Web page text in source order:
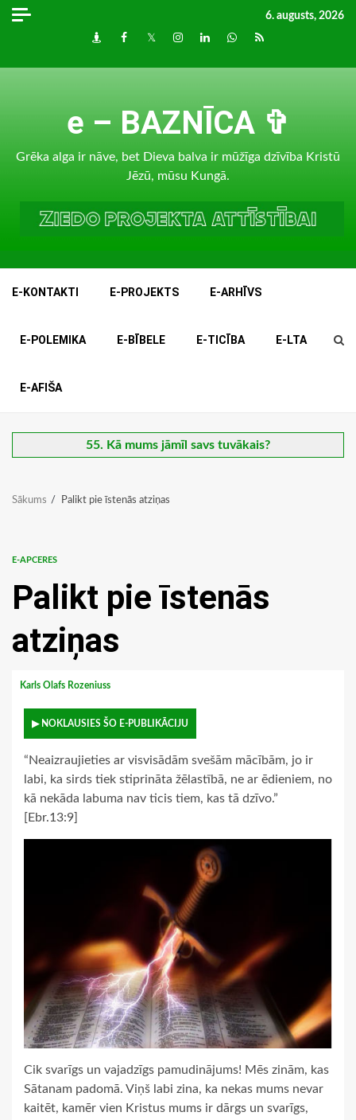
Skip
6. augusts, 2026
DraugiemFacebook
TwitterInstagram
LinkedInwhatsapp
RSS
e – BAZNĪCA ✞
Grēka alga ir nāve, bet Dieva balva ir mūžīga dzīvība Kristū
Jēzū, mūsu Kungā.
E-KONTAKTI E-PROJEKTS E-ARHĪVS
E-POLEMIKA E-BĪBELE E-TICĪBA E-LTA
E-AFIŠA
55. Kā mums jāmīl savs tuvākais?
Sākums Palikt pie īstenās atziņas
E-APCERES
Palikt pie īstenās
atziņas
Karls Olafs Rozeniuss
▶ NOKLAUSIES ŠO E-PUBLIKĀCIJU
“Neaizraujieties ar visvisādām svešām mācībām, jo ir
labi, ka sirds tiek stiprināta žēlastībā, ne ar ēdieniem, no
kā nekāda labuma nav ticis tiem, kas tā dzīvo.”
[Ebr.13:9]
Cik svarīgs un vajadzīgs pamudinājums! Mēs zinām, kas
Sātanam padomā. Viņš labi zina, ka nekas mums nevar
kaitēt, kamēr vien Kristus mums ir dārgs un svarīgs,